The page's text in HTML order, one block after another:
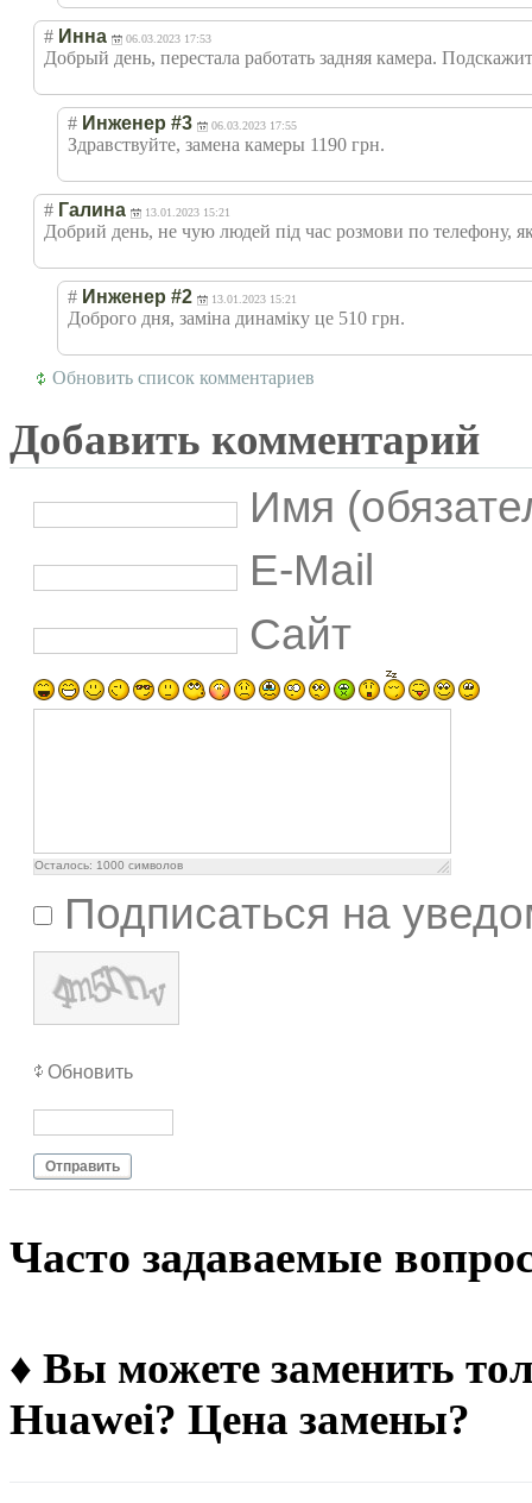
# Инна 06.03.2023 17:53
Добрый день, перестала работать задняя камера.
# Инженер #3 06.03.2023 17:55
Здравствуйте, замена камеры 1190 грн.
# Галина 13.01.2023 15:21
Добрий день, не чую людей під час розмови по телефону,
# Инженер #2 13.01.2023 15:21
Доброго дня, заміна динаміку це 510 грн.
Обновить список комментариев
Добавить комментарий
Имя
E-Mail
Сайт
Осталось: 1000 символов
Подписаться на
Обновить
Отправить
Чacтo зaдaвaeмыe
♦ Вы можете заменить
Huawei? Цена замены?